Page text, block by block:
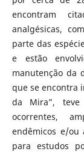
encontram
analgésicas,
parte das
e estão
manutenção da
que se encontra
da Mira”, teve
ocorrentes,
endêmicos e/ou
para estudos